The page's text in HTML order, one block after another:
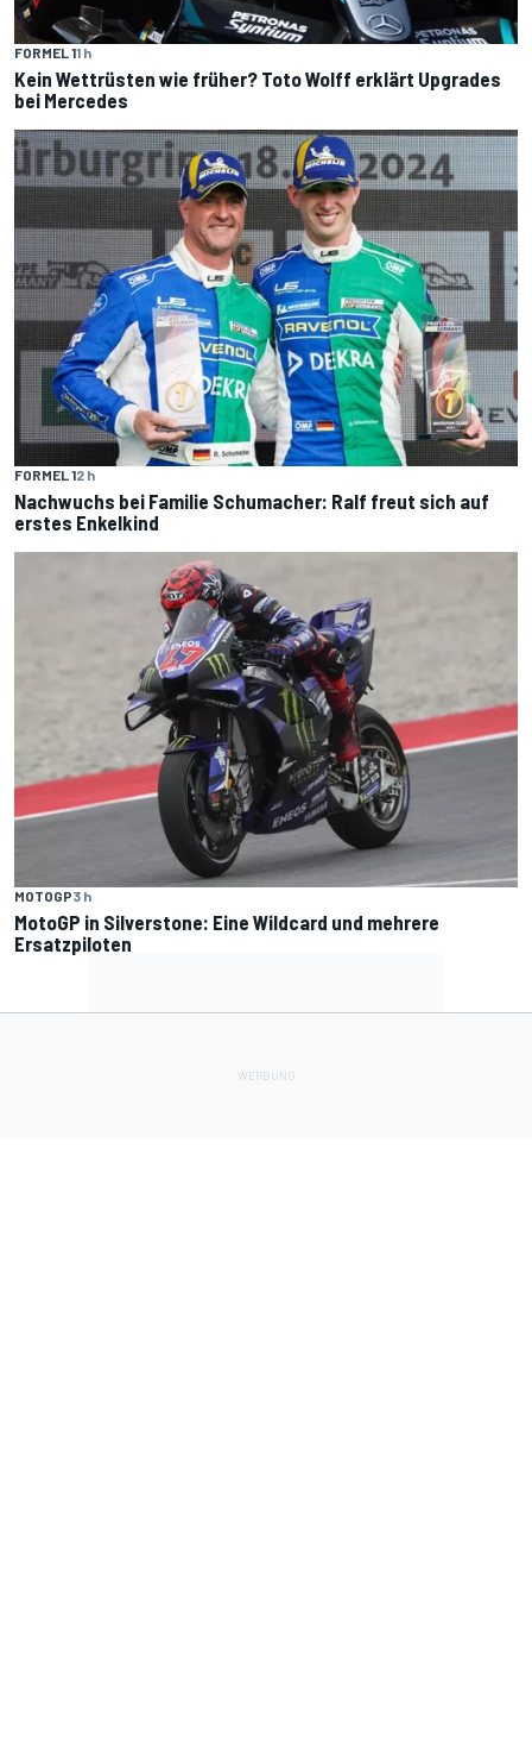
FORMEL 11 h
Kein Wettrüsten wie früher? Toto Wolff erklärt Upgrades
bei Mercedes
FORMEL 12 h
Nachwuchs bei Familie Schumacher: Ralf freut sich auf
erstes Enkelkind
MOTOGP3 h
MotoGP in Silverstone: Eine Wildcard und mehrere
Ersatzpiloten